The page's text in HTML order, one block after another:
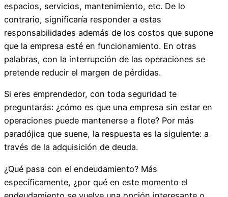
espacios, servicios, mantenimiento, etc. De lo
contrario, significaría responder a estas
responsabilidades además de los costos que supone
que la empresa esté en funcionamiento. En otras
palabras, con la interrupción de las operaciones se
pretende reducir el margen de pérdidas.
Si eres emprendedor, con toda seguridad te
preguntarás: ¿cómo es que una empresa sin estar en
operaciones puede mantenerse a flote? Por más
paradójica que suene, la respuesta es la siguiente: a
través de la adquisición de deuda.
¿Qué pasa con el endeudamiento? Más
específicamente, ¿por qué en este momento el